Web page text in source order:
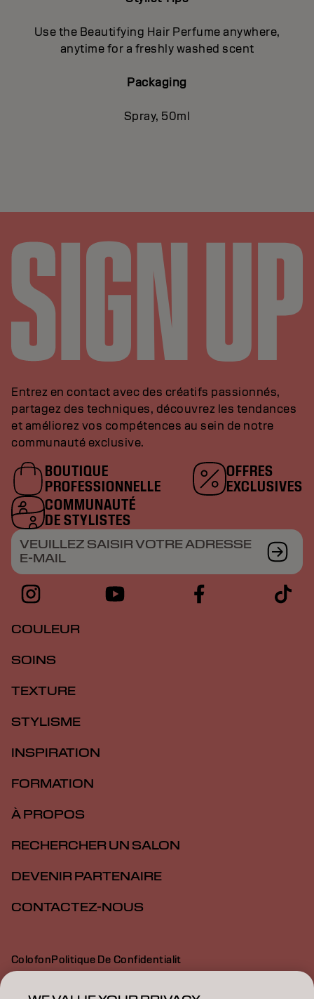
Use the Beautifying Hair Perfume anywhere,
anytime for a freshly washed scent
Packaging
Spray, 50ml
Entrez en contact avec des créatifs passionnés,
partagez des techniques, découvrez les tendances
et améliorez vos compétences au sein de notre
communauté exclusive.
BOUTIQUE
PROFESSIONNELLE
OFFRES
EXCLUSIVES
COMMUNAUTÉ
DE STYLISTES
VEUILLEZ SAISIR VOTRE ADRESSE
E-MAIL
COULEUR
SOINS
TEXTURE
STYLISME
INSPIRATION
FORMATION
À PROPOS
RECHERCHER UN SALON
DEVENIR PARTENAIRE
CONTACTEZ-NOUS
ColofonPolitique De Confidentialit
Politique En Mati Re De Cookies
Déclaration d’accessibilité